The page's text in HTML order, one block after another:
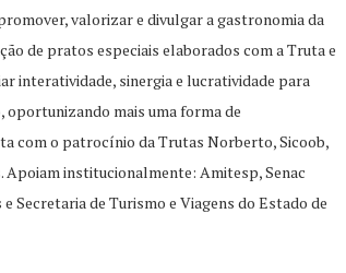
valorizar e divulgar a gastronomia da
de pratos especiais elaborados com a Truta e
interatividade, sinergia e lucratividade para
mais uma forma de
com o patrocínio da Trutas Norberto, Sicoob,
institucionalmente: Amitesp, Senac
Secretaria de Turismo e Viagens do Estado de